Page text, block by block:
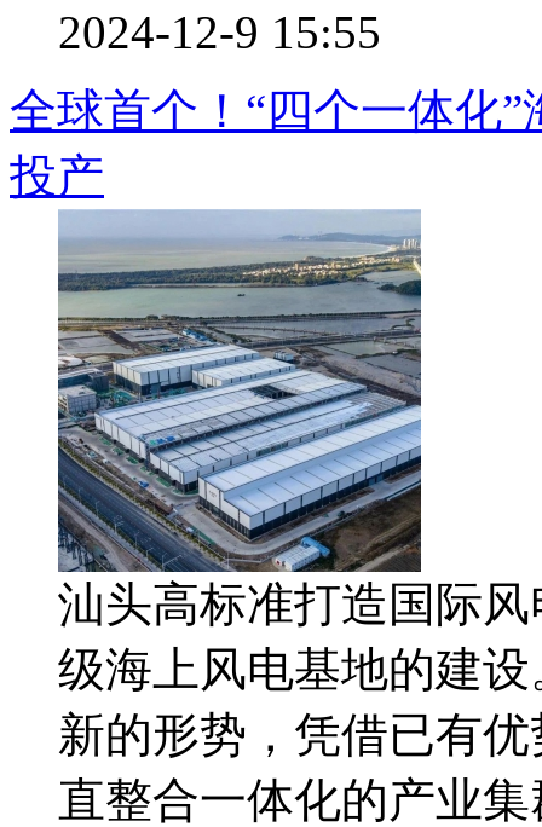
2024-12-9 15:55
全球首个！“四个一体化
投产
汕头高标准打造国际
级海上风电基地的建
新的形势，凭借已有
直整合一体化的产业